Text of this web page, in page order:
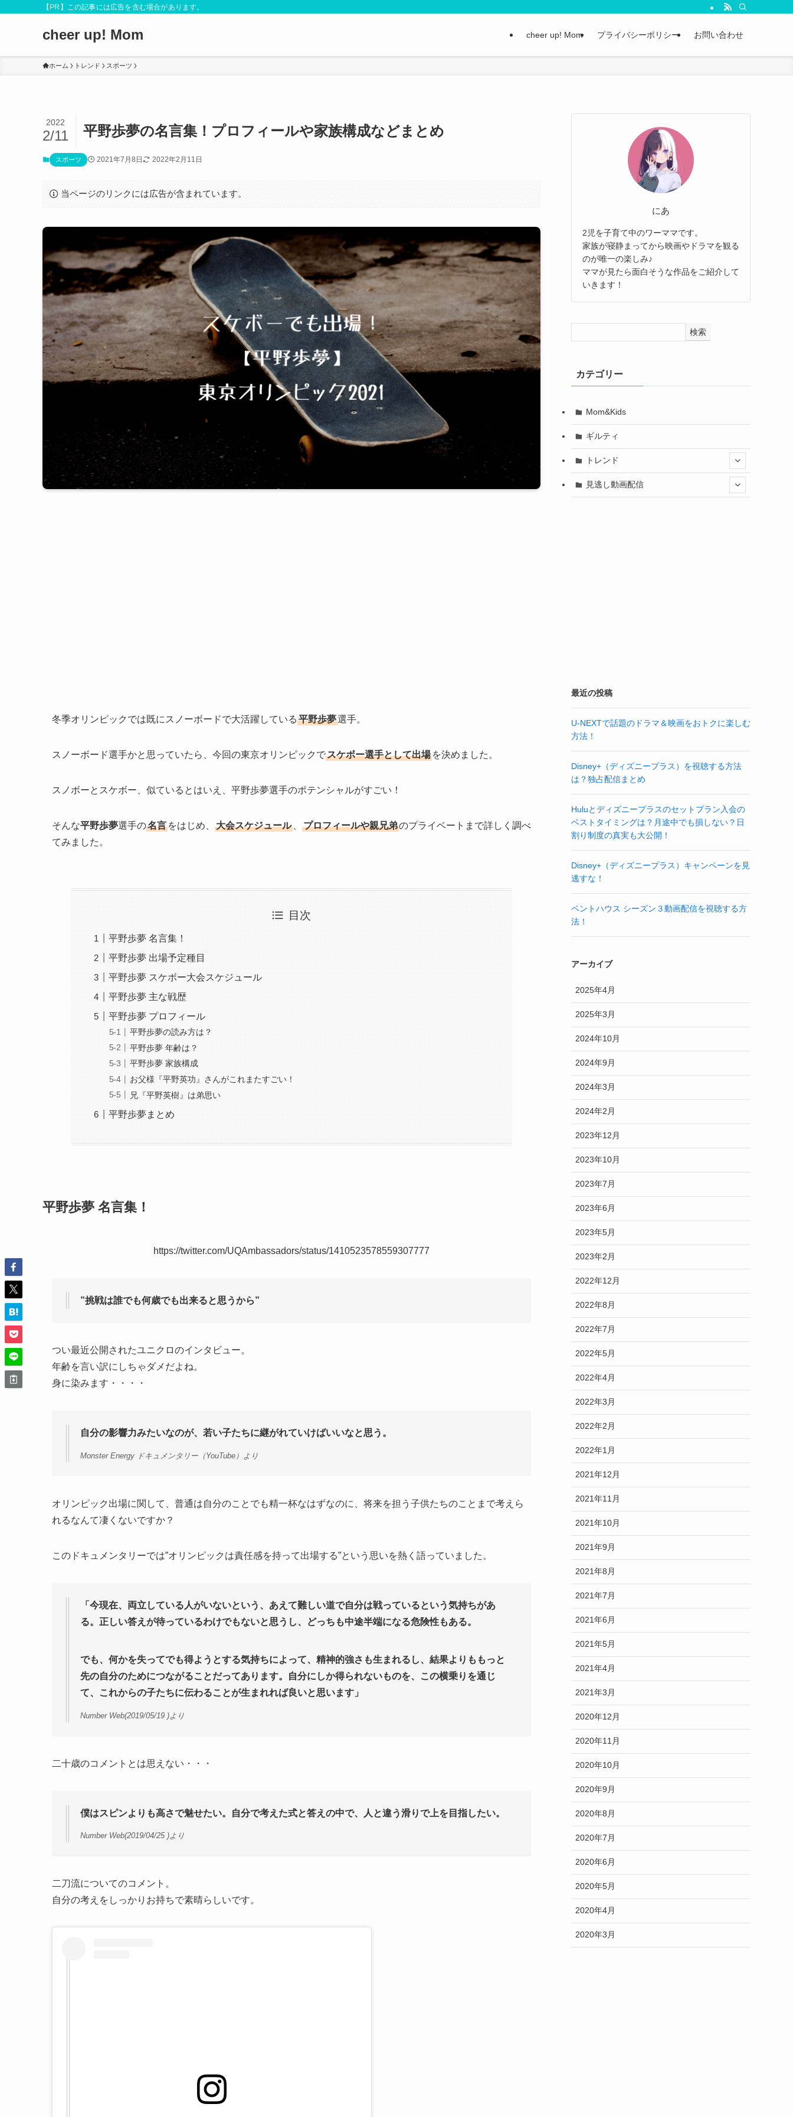
【PR】この記事には広告を含む場合があります。
cheer up! Mom cheer up! Mom プライバシーポリシー お問い合わせ
ホーム トレンド スポーツ
平野歩夢の名言集！プロフィールや家族構成などまとめ
2022
2/11
スポーツ 2021年7月8日 2022年2月11日
当ページのリンクには広告が含まれています。
冬季オリンピックでは既にスノーボードで大活躍している 平野歩夢選手。
スノーボード選手かと思っていたら、今回の東京オリンピックでスケボー選手として出場 を決めました。
スノボーとスケボー、似ているとはいえ、平野歩夢選手のポテンシャルがすごい！
そんな平野歩夢選手の名言 をはじめ、 大会スケジュール プロフィールや親兄弟のプライベートまで詳しく調べ
てみました。
目次
平野歩夢 名言集！
平野歩夢 出場予定種目
平野歩夢 スケボー大会スケジュール
平野歩夢 主な戦歴
平野歩夢 プロフィール
平野歩夢の読み方は？
平野歩夢 年齢は？
平野歩夢 家族構成
お父様『平野英功』さんがこれまたすごい！
兄『平野英樹』は弟思い
平野歩夢まとめ
平野歩夢 名言集！
https://twitter.com/UQAmbassadors/status/1410523578559307777
”挑戦は誰でも何歳でも出来ると思うから”
つい最近公開されたユニクロのインタビュー。
年齢を言い訳にしちゃダメだよね。
身に染みます・・・・
自分の影響力みたいなのが、若い子たちに継がれていけばいいなと思う。
Monster Energy ドキュメンタリー（YouTube）より
オリンピック出場に関して、普通は自分のことでも精一杯なはずなのに、将来を担う子供たちのことまで考えら
れるなんて凄くないですか？
このドキュメンタリーでは”オリンピックは責任感を持って出場する”という思いを熱く語っていました。
「今現在、両立している人がいないという、あえて難しい道で自分は戦っているという気持ちがあ
る。正しい答えが待っているわけでもないと思うし、どっちも中途半端になる危険性もある。
でも、何かを失ってでも得ようとする気持ちによって、精神的強さも生まれるし、結果よりももっと
先の自分のためにつながることだってあります。自分にしか得られないものを、この横乗りを通じ
て、これからの子たちに伝わることが生まれれば良いと思います」
Number Web(2019/05/19 )より
二十歳のコメントとは思えない・・・
僕はスピンよりも高さで魅せたい。自分で考えた式と答えの中で、人と違う滑りで上を目指したい。
Number Web(2019/04/25 )より
二刀流についてのコメント。
自分の考えをしっかりお持ちで素晴らしいです。
にあ
2児を子育て中のワーママです。
家族が寝静まってから映画やドラマを観る
のが唯一の楽しみ♪
ママが見たら面白そうな作品をご紹介して
いきます！
検索
カテゴリー
Mom&Kids
ギルティ
トレンド
見逃し動画配信
最近の投稿
U-NEXTで話題のドラマ＆映画をおトクに楽しむ
方法！
Disney+（ディズニープラス）を視聴する方法
は？独占配信まとめ
Huluとディズニープラスのセットプラン入会の
ベストタイミングは？月途中でも損しない？日
割り制度の真実も大公開！
Disney+（ディズニープラス）キャンペーンを見
逃すな！
ペントハウス シーズン３動画配信を視聴する方
法！
アーカイブ
2025年4月
2025年3月
2024年10月
2024年9月
2024年3月
2024年2月
2023年12月
2023年10月
2023年7月
2023年6月
2023年5月
2023年2月
2022年12月
2022年8月
2022年7月
2022年5月
2022年4月
2022年3月
2022年2月
2022年1月
2021年12月
2021年11月
2021年10月
2021年9月
2021年8月
2021年7月
2021年6月
2021年5月
2021年4月
2021年3月
2020年12月
2020年11月
2020年10月
2020年9月
2020年8月
2020年7月
2020年6月
2020年5月
2020年4月
2020年3月